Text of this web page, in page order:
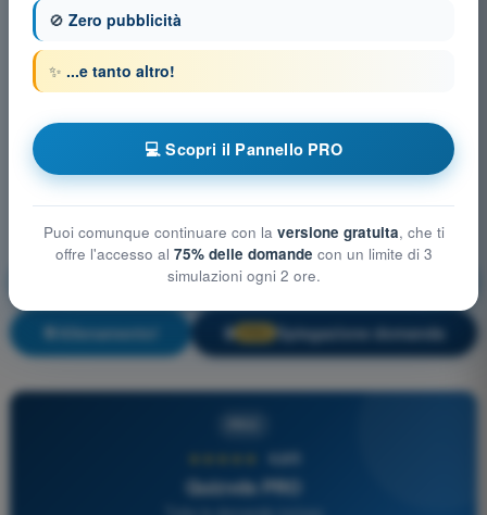
Mitigazioni tecniche e operative del rischio a terra
Allenamento! 🔒 Spiegazione domanda
4,6/5
Quizvds PRO
🚫 Zero pubblicità
✨ ...e tanto altro!
💻 Scopri il Pannello PRO
Puoi comunque continuare con la versione gratuita, che ti
offre l'accesso al 75% delle domande con un limite di 3
simulazioni ogni 2 ore.